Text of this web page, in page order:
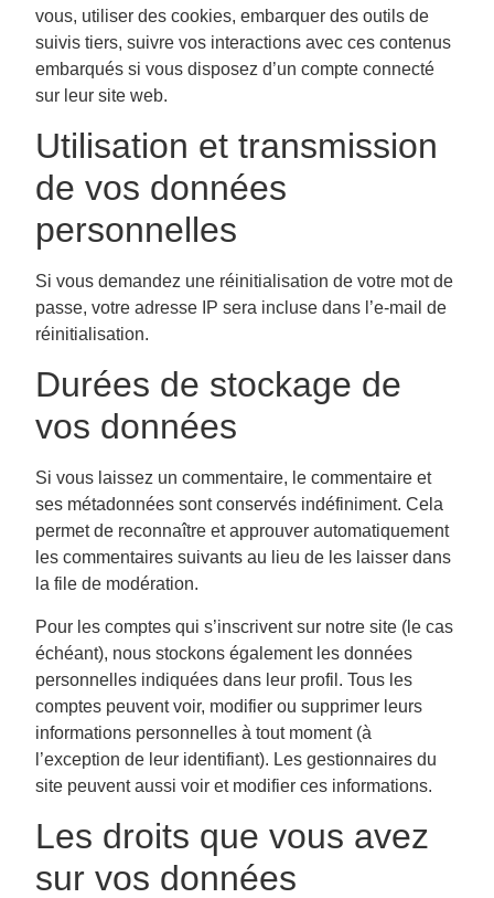
vous, utiliser des cookies, embarquer des outils de
suivis tiers, suivre vos interactions avec ces contenus
embarqués si vous disposez d’un compte connecté
sur leur site web.
Utilisation et transmission
de vos données
personnelles
Si vous demandez une réinitialisation de votre mot de
passe, votre adresse IP sera incluse dans l’e-mail de
réinitialisation.
Durées de stockage de
vos données
Si vous laissez un commentaire, le commentaire et
ses métadonnées sont conservés indéfiniment. Cela
permet de reconnaître et approuver automatiquement
les commentaires suivants au lieu de les laisser dans
la file de modération.
Pour les comptes qui s’inscrivent sur notre site (le cas
échéant), nous stockons également les données
personnelles indiquées dans leur profil. Tous les
comptes peuvent voir, modifier ou supprimer leurs
informations personnelles à tout moment (à
l’exception de leur identifiant). Les gestionnaires du
site peuvent aussi voir et modifier ces informations.
Les droits que vous avez
sur vos données